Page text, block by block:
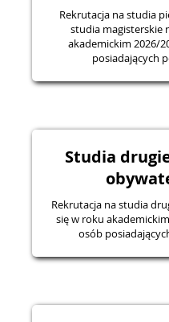
Rekrutacja na studia
studia magisterskie
akademickim 2026/
posiadających
Studia
Rekrutacja na studia
się w roku
osób